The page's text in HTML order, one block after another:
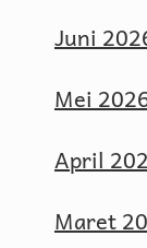
Juni
Mei
April
Maret